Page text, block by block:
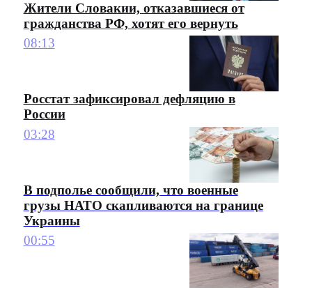
Жители Словакии, отказавшиеся от
гражданства РФ, хотят его вернуть
08:13
Росстат зафиксировал дефляцию в
России
03:28
В подполье сообщили, что военные
грузы НАТО скапливаются на границе
Украины
00:55